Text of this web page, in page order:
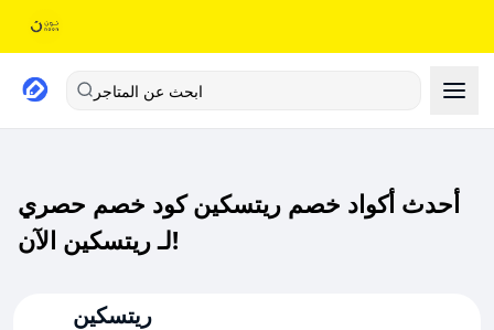
ابحث عن المتاجر
أحدث أكواد خصم ريتسكين كود خصم حصري
لـ ريتسكين الآن!
ريتسكين